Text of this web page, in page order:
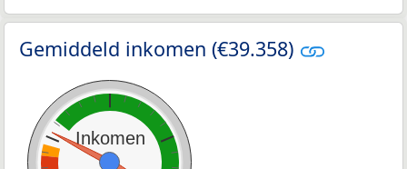
Gemiddeld inkomen (€39.358)
Inkomen